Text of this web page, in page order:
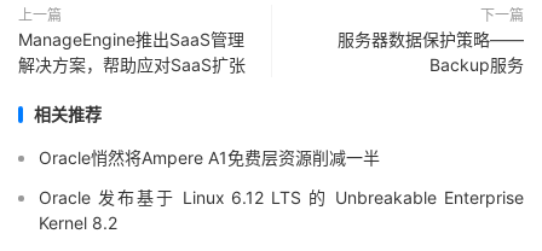
上一篇
ManageEngine推出SaaS管理
解决方案，帮助应对SaaS扩张
下一篇
服务器数据保护策略——
Backup服务
相关推荐
Oracle悄然将Ampere A1免费层资源削减一半
Oracle 发布基于 Linux 6.12 LTS 的 Unbreakable Enterprise
Kernel 8.2